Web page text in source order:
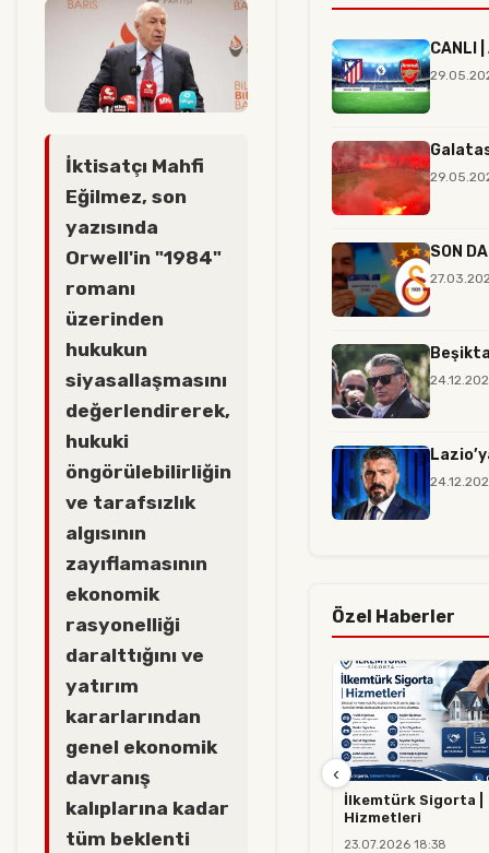
İktisatçı Mahfi
Eğilmez, son
yazısında
Orwell'in "1984"
romanı
üzerinden
hukukun
siyasallaşmasını
değerlendirerek,
hukuki
öngörülebilirliğin
ve tarafsızlık
algısının
zayıflamasının
ekonomik
rasyonelliği
daralttığını ve
yatırım
kararlarından
genel ekonomik
davranış
kalıplarına kadar
tüm beklenti
CANLI
SON
Özel Haberler
İlkemtürk Sigorta |
Hizmetleri
23.07.2026 18:38
‹